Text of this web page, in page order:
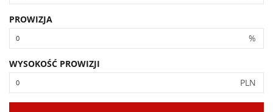
PROWIZJA
%
WYSOKOŚĆ PROWIZJI
PLN